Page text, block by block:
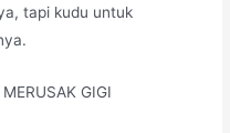
tapi kudu untuk
GIGI